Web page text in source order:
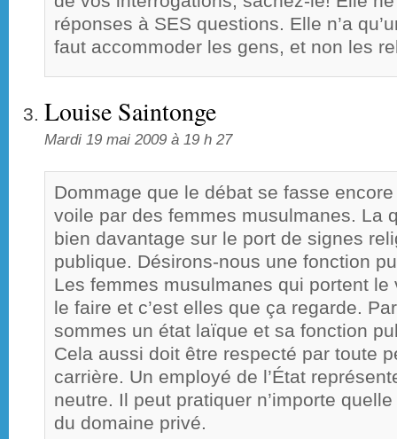
réponses à SES questions. Elle n’a
faut accommoder les gens, et non les
Louise Saintonge
Mardi 19 mai 2009 à 19 h 27
Dommage que le débat se fasse
voile par des femmes musulmanes. La
bien davantage sur le port de signes
publique. Désirons-nous une fonction
Les femmes musulmanes qui portent
le faire et c’est elles que ça regarde.
sommes un état laïque et sa fonction
Cela aussi doit être respecté par toute
carrière. Un employé de l’État
neutre. Il peut pratiquer n’importe
du domaine privé.